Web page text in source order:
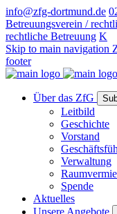
info@zfg-dortmund.de
Betreuungsverein /
rechtliche Betreuung K
Skip to main navigation
footer
Über das ZfG
Leitbild
Geschichte
Vorstand
Verwaltung
Spende
Aktuelles
Unsere Angebote